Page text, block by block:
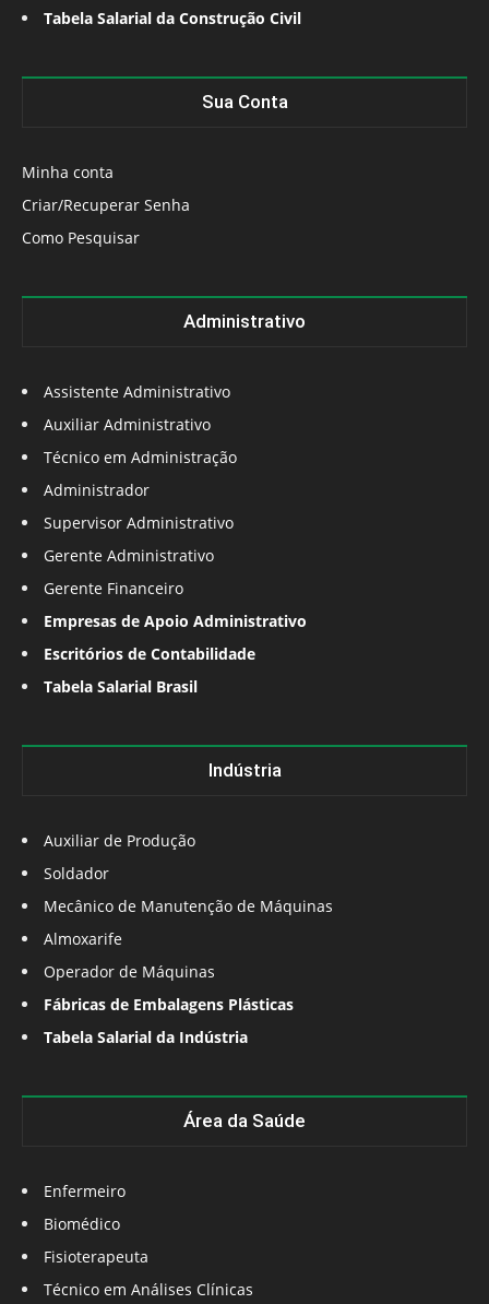
Tabela Salarial da Construção Civil
Sua Conta
Minha conta
Criar/Recuperar Senha
Como Pesquisar
Administrativo
Assistente Administrativo
Auxiliar Administrativo
Técnico em Administração
Administrador
Supervisor Administrativo
Gerente Administrativo
Gerente Financeiro
Empresas de Apoio Administrativo
Escritórios de Contabilidade
Tabela Salarial Brasil
Indústria
Auxiliar de Produção
Soldador
Mecânico de Manutenção de Máquinas
Almoxarife
Operador de Máquinas
Fábricas de Embalagens Plásticas
Tabela Salarial da Indústria
Área da Saúde
Enfermeiro
Biomédico
Fisioterapeuta
Técnico em Análises Clínicas